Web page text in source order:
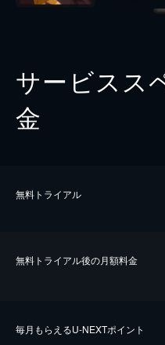
サービスス
金
無料トライアル
無料トライアル後の⽉額料金
毎⽉もらえるU-NEXTポイント